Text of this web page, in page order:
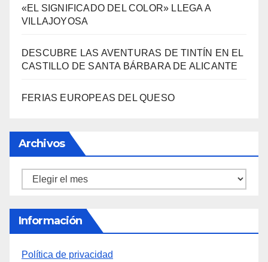
«EL SIGNIFICADO DEL COLOR» LLEGA A
VILLAJOYOSA
DESCUBRE LAS AVENTURAS DE TINTÍN EN EL
CASTILLO DE SANTA BÁRBARA DE ALICANTE
FERIAS EUROPEAS DEL QUESO
Archivos
Archivos
Información
Política de privacidad